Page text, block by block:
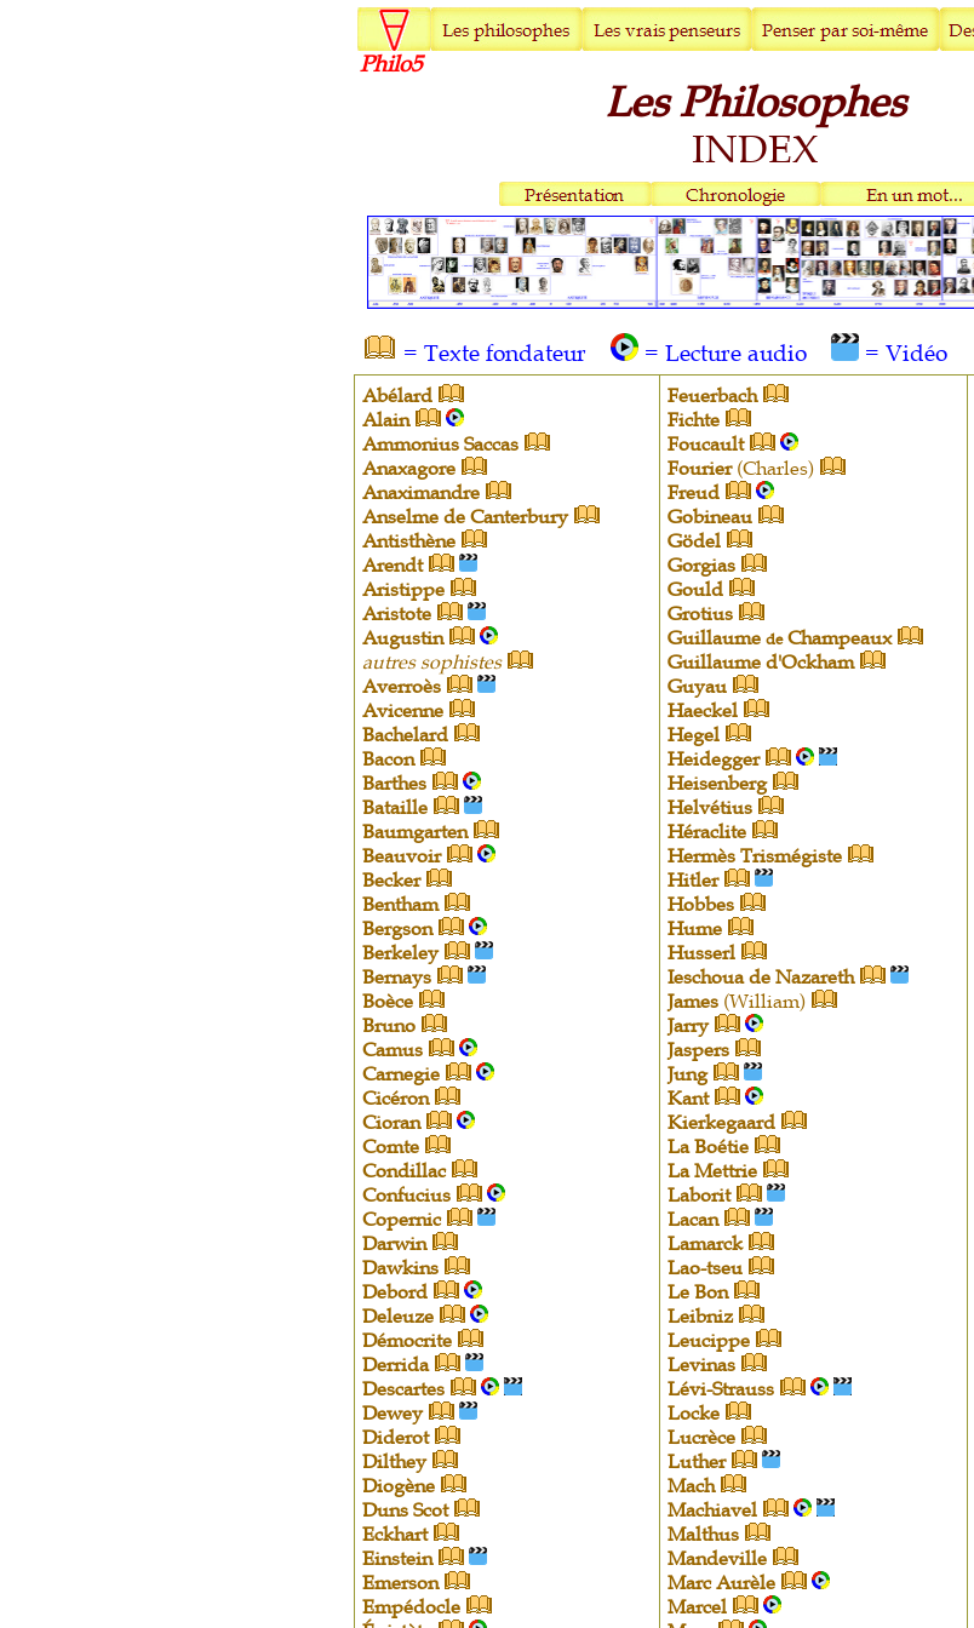
Philo5
Les Philosophes
INDEX
= Texte fondateur = Lecture audio = Vidéo
Abélard
Alain
Ammonius Saccas
Anaxagore
Anaximandre
Anselme de Canterbury
Antisthène
Arendt
Aristippe
Aristote
Augustin
autres sophistes
Averroès
Avicenne
Bachelard
Bacon
Barthes
Bataille
Baumgarten
Beauvoir
Becker
Bentham
Bergson
Berkeley
Bernays
Boèce
Bruno
Camus
Carnegie
Cicéron
Cioran
Comte
Condillac
Confucius
Copernic
Darwin
Dawkins
Debord
Deleuze
Démocrite
Derrida
Descartes
Dewey
Diderot
Dilthey
Diogène
Duns Scot
Eckhart
Einstein
Emerson
Empédocle
Feuerbach
Fichte
Foucault
Fourier (Charles)
Freud
Gobineau
Gödel
Gorgias
Gould
Grotius
Guillaume deChampeaux
Guillaume d'Ockham
Guyau
Haeckel
Hegel
Heidegger
Heisenberg
Helvétius
Héraclite
Hermès Trismégiste
Hitler
Hobbes
Hume
Husserl
Ieschoua de Nazareth
James (William)
Jarry
Jaspers
Jung
Kant
Kierkegaard
La Boétie
La Mettrie
Laborit
Lacan
Lamarck
Lao-tseu
Le Bon
Leibniz
Leucippe
Levinas
Lévi-Strauss
Locke
Lucrèce
Luther
Mach
Machiavel
Malthus
Mandeville
Marc Aurèle
Marcel